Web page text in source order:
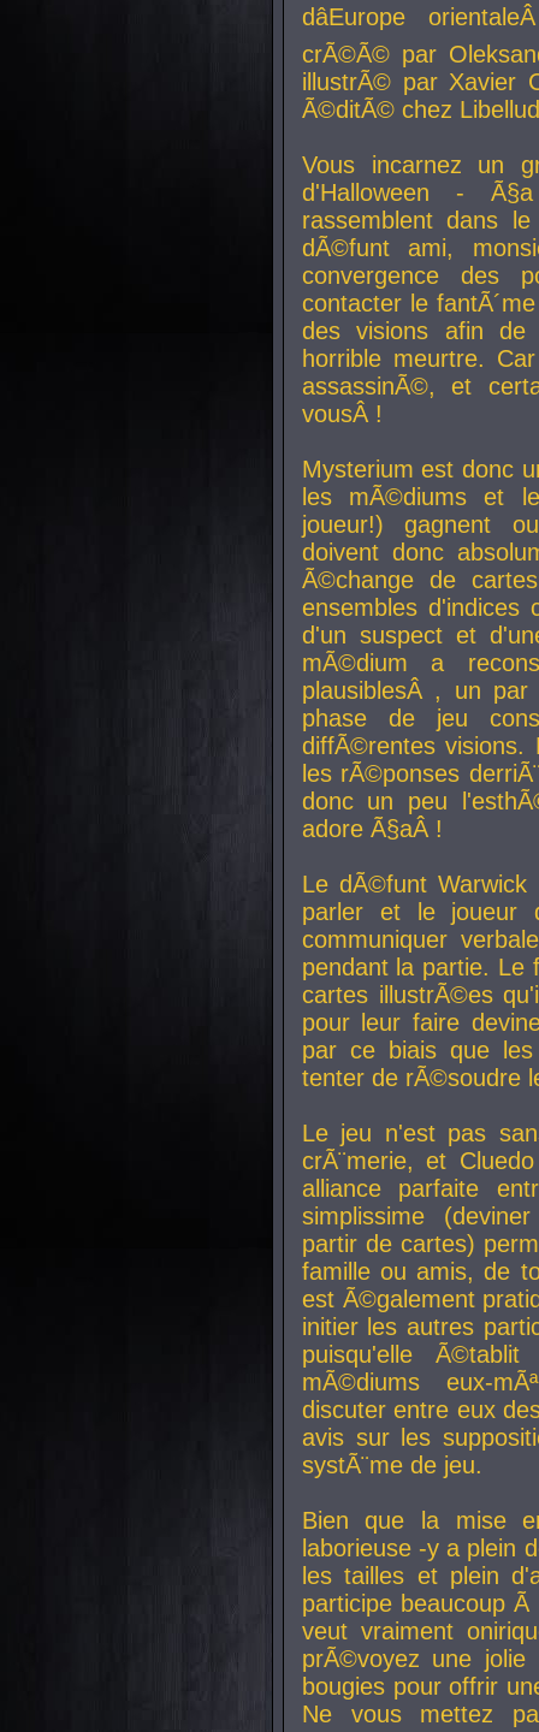
dâEurope
crÃ©Ã© par
illustrÃ© par Xavier
Ã©ditÃ© chez
Vous incarnez un
d'Halloween -
rassemblent dans
dÃ©funt ami,
convergence des
contacter le
des visions afin
horrible meurtre.
assassinÃ©, et
vousÂ !
Mysterium est donc
les mÃ©diums et
joueur!) gagnent
doivent donc
Ã©change de
ensembles d'indices
d'un suspect et
mÃ©dium a
plausiblesÂ , un par
phase de jeu
diffÃ©rentes visions.
les rÃ©ponses
donc un peu
adore Ã§aÂ !
Le dÃ©funt Warwick
parler et le joueur
communiquer
pendant la partie. Le
cartes illustrÃ©es
pour leur faire
par ce biais que
tenter de rÃ©soudre
Le jeu n'est pas
crÃ¨merie, et
alliance parfaite
simplissime
partir de cartes)
famille ou amis, de
est Ã©galement
initier les autres
puisqu'elle
mÃ©diums eux-
discuter entre eux
avis sur les
systÃ¨me de jeu.
Bien que la mise
laborieuse -y a plein
les tailles et plein
participe beaucoup
veut vraiment
prÃ©voyez une
bougies pour offrir
Ne vous mettez